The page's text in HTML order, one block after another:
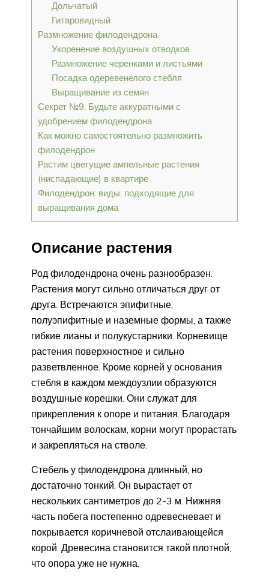
Дольчатый
Гитаровидный
Размножение филодендрона
Укоренение воздушных отводков
Размножение черенками и листьями
Посадка одеревенелого стебля
Выращивание из семян
Секрет №9. Будьте аккуратными с
удобрением филодендрона
Как можно самостоятельно размножить
филодендрон
Растим цветущие ампельные растения
(ниспадающие) в квартире
Филодендрон: виды, подходящие для
выращивания дома
Описание растения
Род филодендрона очень разнообразен.
Растения могут сильно отличаться друг от
друга. Встречаются эпифитные,
полуэпифитные и наземные формы, а также
гибкие лианы и полукустарники. Корневище
растения поверхностное и сильно
разветвленное. Кроме корней у основания
стебля в каждом междоузлии образуются
воздушные корешки. Они служат для
прикрепления к опоре и питания. Благодаря
тончайшим волоскам, корни могут прорастать
и закрепляться на стволе.
Стебель у филодендрона длинный, но
достаточно тонкий. Он вырастает от
нескольких сантиметров до 2-3 м. Нижняя
часть побега постепенно одревесневает и
покрывается коричневой отслаивающейся
корой. Древесина становится такой плотной,
что опора уже не нужна.